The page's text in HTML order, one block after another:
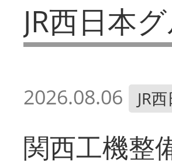
JR西日本
2026.08.06 JR
関西工機